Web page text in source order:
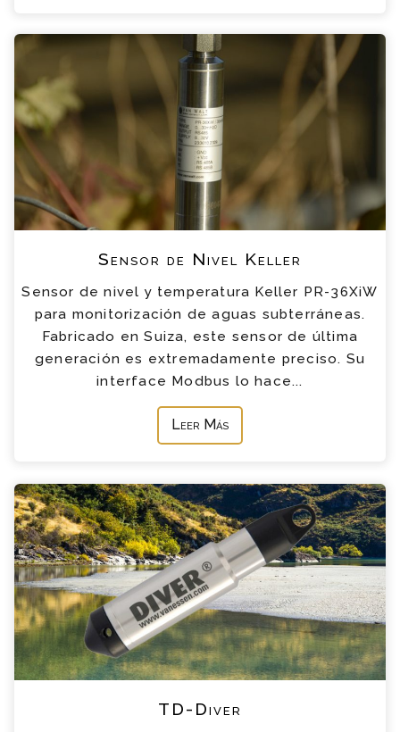
Sensor de Nivel Keller
Sensor de nivel y temperatura Keller PR-36XiW
para monitorización de aguas subterráneas.
Fabricado en Suiza, este sensor de última
generación es extremadamente preciso. Su
interface Modbus lo hace...
Leer Más
TD-Diver